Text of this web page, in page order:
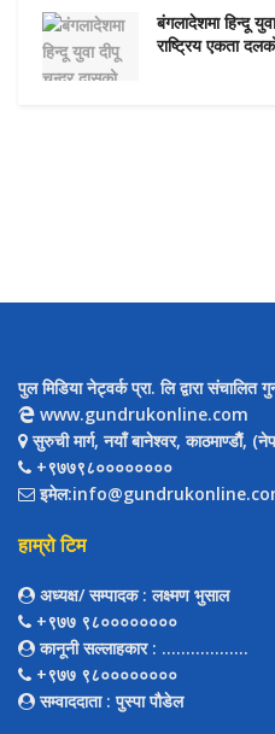
बंगलादेशमा हिन्दू
राष्ट्रिय एकता
पुल मिडिया नेट्वर्क प्रा. लि द्वारा
www.gundrukonline.com
सुरुची मार्ग, नयाँ बानेश्वर, काठमाण्डौैं,
+९७७९८००००००००
हाम्रो टिम
अध्यक्ष/ सम्पादक: लक्ष्मण भुसाल
+९७७ ९८००००००००
कानूनी सल्लाहकार: ..................
+९७७ ९८००००००००
सम्वाददाता: पुस्पा पौडेल